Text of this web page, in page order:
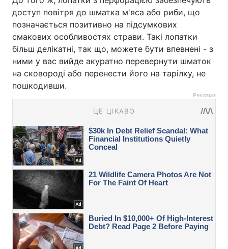
доступ повітря до шматка м'яса або риби, що
позначається позитивно на підсумкових
смакових особливостях страви. Такі лопатки
більш делікатні, так що, можете бути впевнені - з
ними у вас вийде акуратно перевернути шматок
на сковороді або перенести його на тарілку, не
пошкодивши.
Реклама